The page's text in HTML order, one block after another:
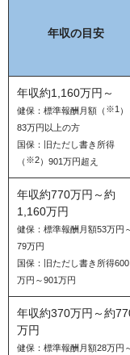
年収の目安
年収約1,160万円～
健保：標準報酬月額（ ※1 ）
83万円以上の方
国保：旧ただし書き所得
（ ※2）901万円超え
年収約770万円～約
1,160万円
健保：標準報酬月額53万円
79万円
国保：旧ただし書き所得600
万円～901万円
年収約370万円～約
万円
健保：標準報酬月額28万円